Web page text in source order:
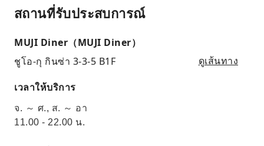
สถานที่รับประสบการณ์
MUJI Diner（MUJI Diner）
ชูโอ-กุ กินซ่า 3-3-5 B1F
ดูเส้นทาง
เวลาให้บริการ
จ. ～ ศ., ส. ～ อา
11.00 - 22.00 น.